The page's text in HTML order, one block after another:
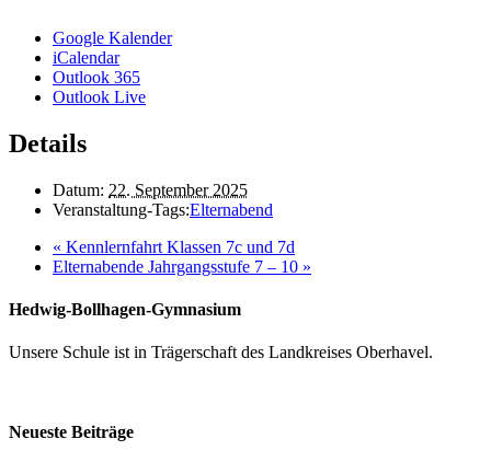
Google Kalender
iCalendar
Outlook 365
Outlook Live
Details
Datum: 22. September 2025
Veranstaltung-Tags:Elternabend
« Kennlernfahrt Klassen 7c und 7d
Elternabende Jahrgangsstufe 7 – 10 »
Hedwig-Bollhagen-Gymnasium
Unsere Schule ist in Trägerschaft des Landkreises Oberhavel.
Neueste Beiträge